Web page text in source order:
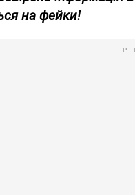
на фейки!